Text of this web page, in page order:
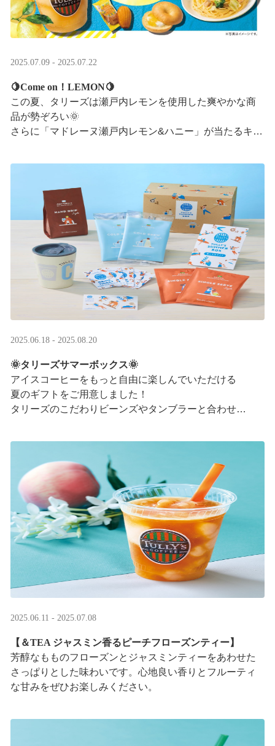
2025.07.09 - 2025.07.22
🍋Come on！LEMON🍋
この夏、タリーズは瀬戸内レモンを使用した爽やかな商
品が勢ぞろい🌞
さらに「マドレーヌ瀬戸内レモン&ハニー」が当たるキャ
2025.06.18 - 2025.08.20
🌞タリーズサマーボックス🌞
アイスコーヒーをもっと自由に楽しんでいただける
夏のギフトをご用意しました！
タリーズのこだわりビーンズやタンブラーと合わせ、
2025.06.11 - 2025.07.08
【＆TEA ジャスミン香るピーチフローズンティー】
芳醇なもものフローズンとジャスミンティーをあわせた
さっぱりとした味わいです。心地良い香りとフルーティ
な甘みをぜひお楽しみください。